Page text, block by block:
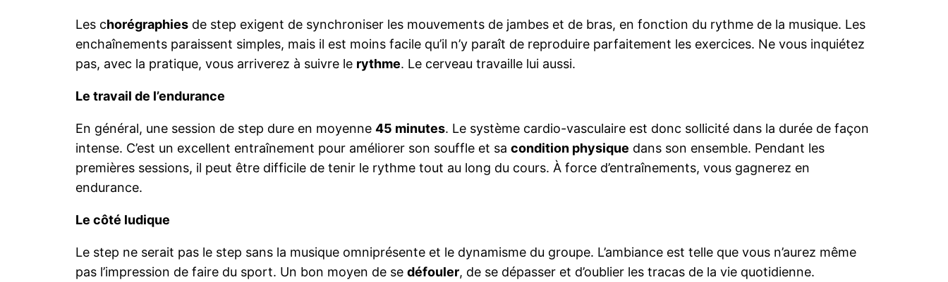
Les chorégraphies de step exigent de synchroniser les mouvements de jambes et de bras, en fonction du rythme de la musique. Les
enchaînements paraissent simples, mais il est moins facile qu’il n’y paraît de reproduire parfaitement les exercices. Ne vous inquiétez
pas, avec la pratique, vous arriverez à suivre le rythme. Le cerveau travaille lui aussi.
Le travail de l’endurance
En général, une session de step dure en moyenne 45 minutes. Le système cardio-vasculaire est donc sollicité dans la durée de façon
intense. C’est un excellent entraînement pour améliorer son souffle et sa condition physique dans son ensemble. Pendant les
premières sessions, il peut être difficile de tenir le rythme tout au long du cours. À force d’entraînements, vous gagnerez en
endurance.
Le côté ludique
Le step ne serait pas le step sans la musique omniprésente et le dynamisme du groupe. L’ambiance est telle que vous n’aurez même
pas l’impression de faire du sport. Un bon moyen de se défouler, de se dépasser et d’oublier les tracas de la vie quotidienne.